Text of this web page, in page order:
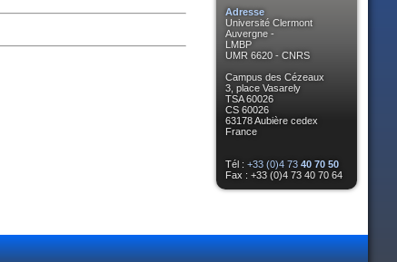
Adresse
Université Clermont
Auvergne -
LMBP
UMR 6620 - CNRS
Campus des Cézeaux
3, place Vasarely
TSA 60026
CS 60026
63178 Aubière cedex
France
Tél : +33 (0)4 73 40 70 50
Fax : +33 (0)4 73 40 70 64